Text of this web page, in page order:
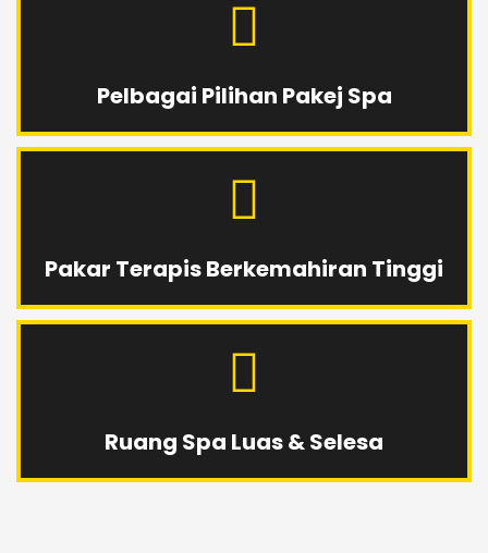
Pelbagai Pilihan Pakej Spa
Pakar Terapis Berkemahiran Tinggi
Ruang Spa Luas & Selesa